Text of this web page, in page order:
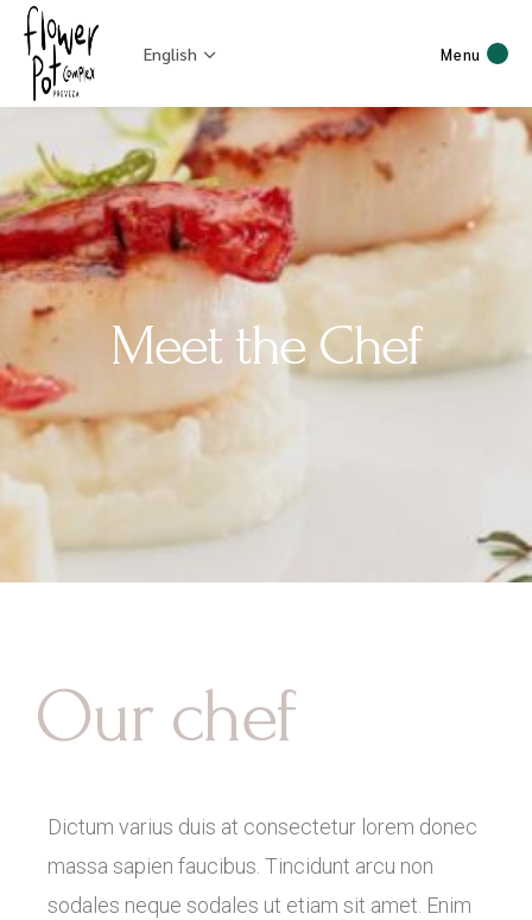
English Menu
Meet the Chef
Our chef
Dictum varius duis at consectetur lorem donec
massa sapien faucibus. Tincidunt arcu non
sodales neque sodales ut etiam sit amet. Enim